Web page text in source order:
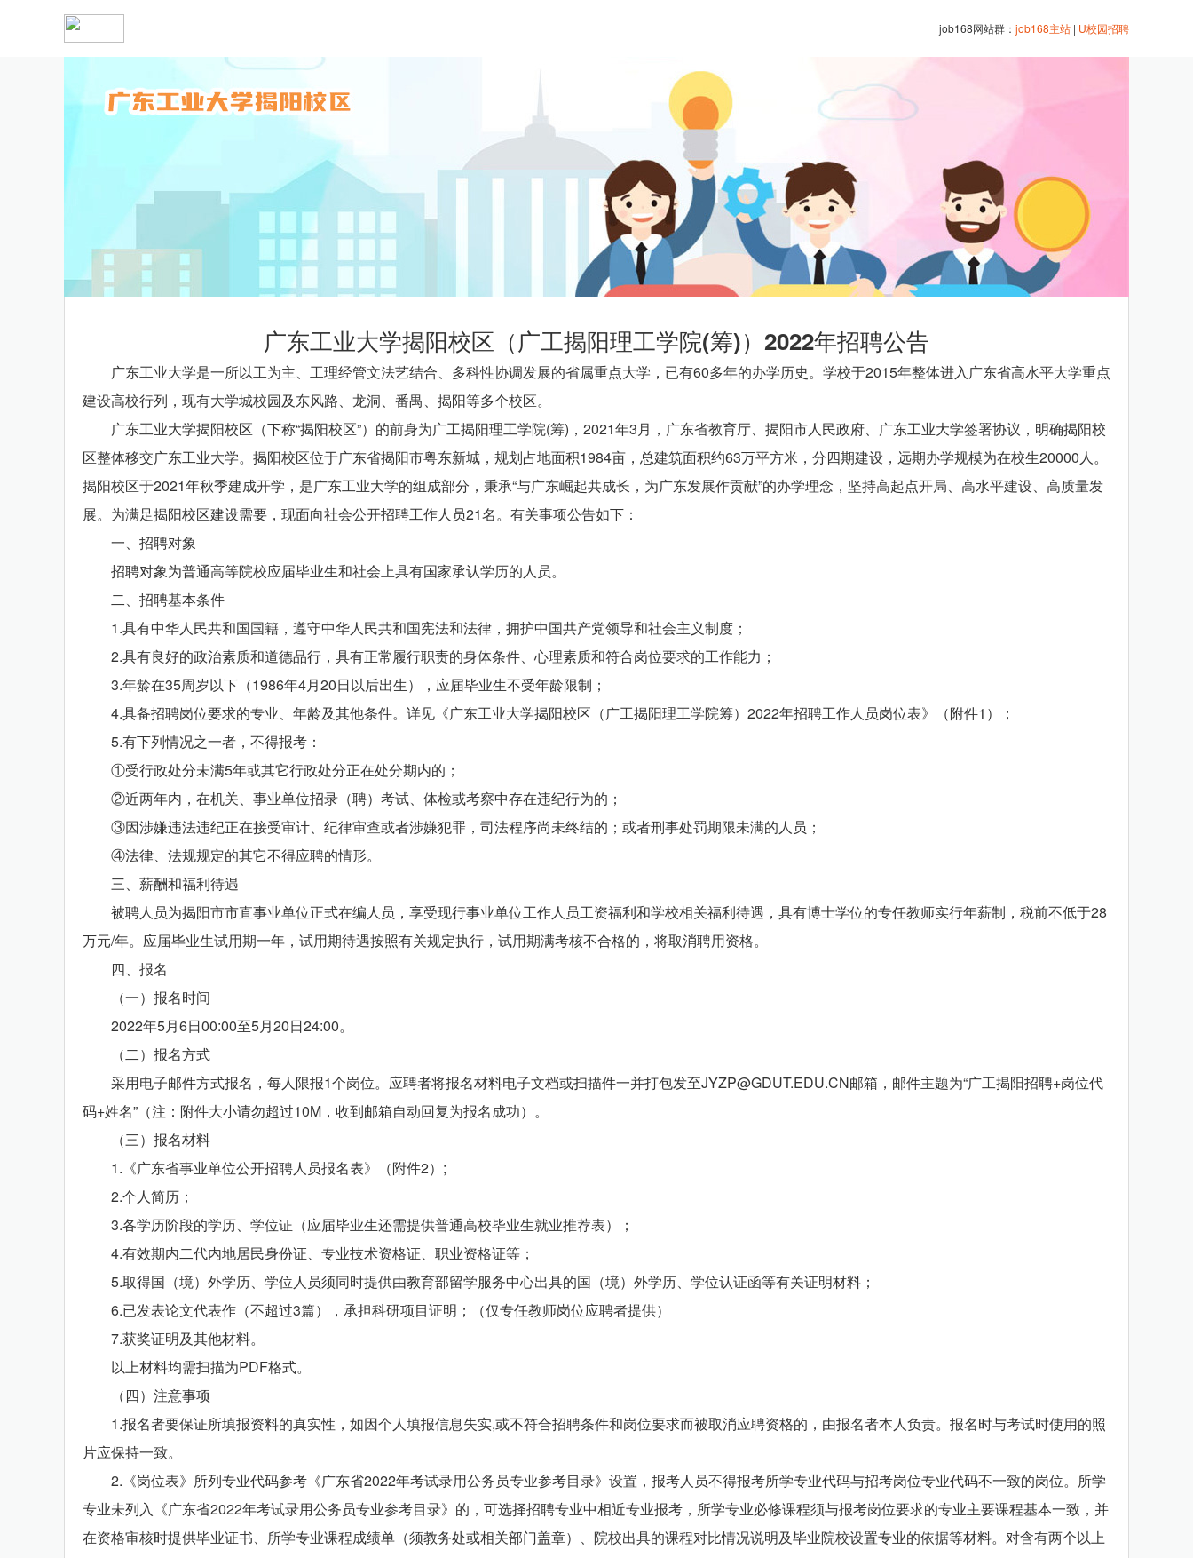
job168网站群： job168主站 | U校园招聘
广东工业大学揭阳校区（广工揭阳理工学院(筹)）2022年招聘公告
广东工业大学是一所以工为主、工理经管文法艺结合、多科性协调发展的省属重点大学，已有60多年的办学历史。学校于2015年整体进入广东省高水平大学重点
建设高校行列，现有大学城校园及东风路、龙洞、番禺、揭阳等多个校区。
广东工业大学揭阳校区（下称“揭阳校区”）的前身为广工揭阳理工学院(筹)，2021年3月，广东省教育厅、揭阳市人民政府、广东工业大学签署协议，明确揭阳校
区整体移交广东工业大学。揭阳校区位于广东省揭阳市粤东新城，规划占地面积1984亩，总建筑面积约63万平方米，分四期建设，远期办学规模为在校生20000人。
揭阳校区于2021年秋季建成开学，是广东工业大学的组成部分，秉承“与广东崛起共成长，为广东发展作贡献”的办学理念，坚持高起点开局、高水平建设、高质量发
展。为满足揭阳校区建设需要，现面向社会公开招聘工作人员21名。有关事项公告如下：
一、招聘对象
招聘对象为普通高等院校应届毕业生和社会上具有国家承认学历的人员。
二、招聘基本条件
1.具有中华人民共和国国籍，遵守中华人民共和国宪法和法律，拥护中国共产党领导和社会主义制度；
2.具有良好的政治素质和道德品行，具有正常履行职责的身体条件、心理素质和符合岗位要求的工作能力；
3.年龄在35周岁以下（1986年4月20日以后出生），应届毕业生不受年龄限制；
4.具备招聘岗位要求的专业、年龄及其他条件。详见《广东工业大学揭阳校区（广工揭阳理工学院筹）2022年招聘工作人员岗位表》（附件1）；
5.有下列情况之一者，不得报考：
①受行政处分未满5年或其它行政处分正在处分期内的；
②近两年内，在机关、事业单位招录（聘）考试、体检或考察中存在违纪行为的；
③因涉嫌违法违纪正在接受审计、纪律审查或者涉嫌犯罪，司法程序尚未终结的；或者刑事处罚期限未满的人员；
④法律、法规规定的其它不得应聘的情形。
三、薪酬和福利待遇
被聘人员为揭阳市市直事业单位正式在编人员，享受现行事业单位工作人员工资福利和学校相关福利待遇，具有博士学位的专任教师实行年薪制，税前不低于28
万元/年。应届毕业生试用期一年，试用期待遇按照有关规定执行，试用期满考核不合格的，将取消聘用资格。
四、报名
（一）报名时间
2022年5月6日00:00至5月20日24:00。
（二）报名方式
采用电子邮件方式报名，每人限报1个岗位。应聘者将报名材料电子文档或扫描件一并打包发至JYZP@GDUT.EDU.CN邮箱，邮件主题为“广工揭阳招聘+岗位代
码+姓名”（注：附件大小请勿超过10M，收到邮箱自动回复为报名成功）。
（三）报名材料
1.《广东省事业单位公开招聘人员报名表》（附件2）;
2.个人简历；
3.各学历阶段的学历、学位证（应届毕业生还需提供普通高校毕业生就业推荐表）；
4.有效期内二代内地居民身份证、专业技术资格证、职业资格证等；
5.取得国（境）外学历、学位人员须同时提供由教育部留学服务中心出具的国（境）外学历、学位认证函等有关证明材料；
6.已发表论文代表作（不超过3篇），承担科研项目证明；（仅专任教师岗位应聘者提供）
7.获奖证明及其他材料。
以上材料均需扫描为PDF格式。
（四）注意事项
1.报名者要保证所填报资料的真实性，如因个人填报信息失实,或不符合招聘条件和岗位要求而被取消应聘资格的，由报名者本人负责。报名时与考试时使用的照
片应保持一致。
2.《岗位表》所列专业代码参考《广东省2022年考试录用公务员专业参考目录》设置，报考人员不得报考所学专业代码与招考岗位专业代码不一致的岗位。所学
专业未列入《广东省2022年考试录用公务员专业参考目录》的，可选择招聘专业中相近专业报考，所学专业必修课程须与报考岗位要求的专业主要课程基本一致，并
在资格审核时提供毕业证书、所学专业课程成绩单（须教务处或相关部门盖章）、院校出具的课程对比情况说明及毕业院校设置专业的依据等材料。对含有两个以上